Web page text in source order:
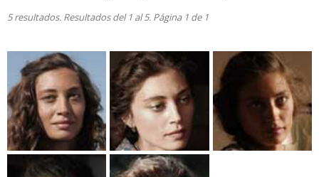
5 resultados. Resultados del 1 al 5. Página 1 de 1